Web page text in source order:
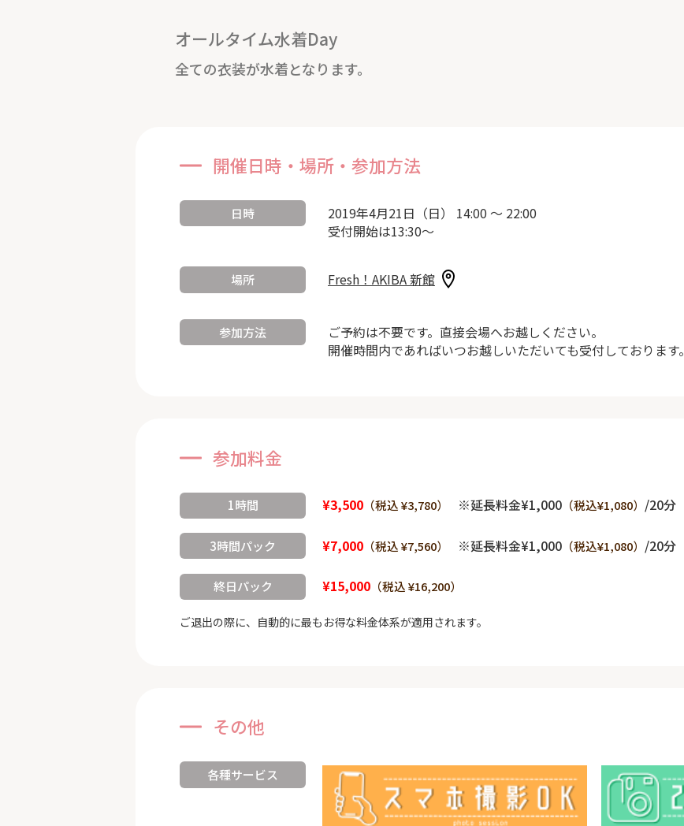
オールタイム水着Day
全ての衣装が水着となります。
開催日時・場所・参加方法
日時
2019年4月21日（日） 14:00 ～ 22:00
受付開始は13:30～
場所 Fresh！AKIBA 新館
参加方法
ご予約は不要です。直接会場へお越しください。
開催時間内であればいつお越しいただいても受付しております。
参加料金
1時間 ¥3,500 （税込 ¥3,780） ※延長料金¥1,000 （税込¥1,080） /20分
3時間パック ¥7,000 （税込 ¥7,560） ※延長料金¥1,000 （税込¥1,080） /20分
終日パック ¥15,000 （税込 ¥16,200）
ご退出の際に、自動的に最もお得な料金体系が適用されます。
その他
各種サービス